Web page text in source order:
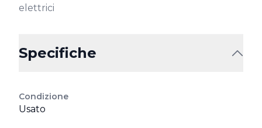
elettrici
Specifiche
Condizione
Usato